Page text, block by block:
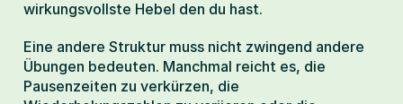
wirkungsvollste Hebel den du hast.
Eine andere Struktur muss nicht zwingend andere
Übungen bedeuten. Manchmal reicht es, die
Pausenzeiten zu verkürzen, die